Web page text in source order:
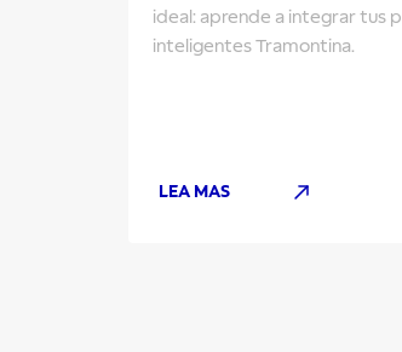
ideal: aprende a integrar tus
inteligentes Tramontina.
LEA MAS